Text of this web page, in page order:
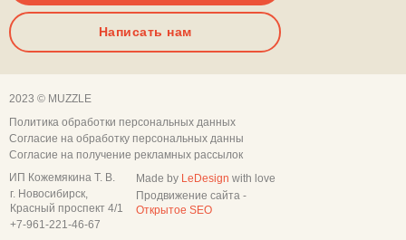
Написать нам
г. Новосибирск,
Красный проспект 4/1
+7-961-221-46-67
ИП Кожемякина Т. В.
Продвижение сайта -
Открытое SEO
Made by LeDesign with love
Политика обработки персональных данных
Согласие на обработку персональных данны
Согласие на получение рекламных рассылок
2023 © MUZZLE